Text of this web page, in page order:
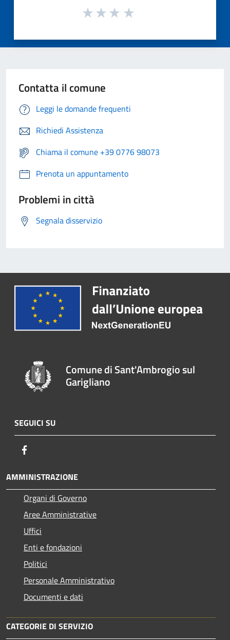
Contatta il comune
Leggi le domande frequenti
Richiedi Assistenza
Chiama il comune +39 0776 98073
Prenota un appuntamento
Problemi in città
Segnala disservizio
Comune di Sant'Ambrogio sul
Garigliano
SEGUICI SU
AMMINISTRAZIONE
Organi di Governo
Aree Amministrative
Uffici
Enti e fondazioni
Politici
Personale Amministrativo
Documenti e dati
CATEGORIE DI SERVIZIO